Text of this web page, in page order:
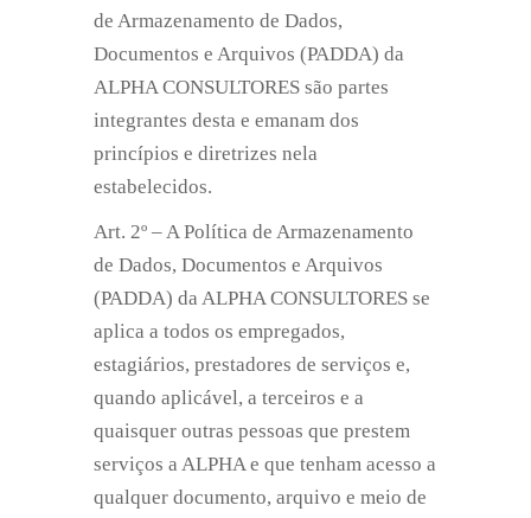
de Armazenamento de Dados,
Documentos e Arquivos (PADDA) da
ALPHA CONSULTORES são partes
integrantes desta e emanam dos
princípios e diretrizes nela
estabelecidos.
Art. 2º – A Política de Armazenamento
de Dados, Documentos e Arquivos
(PADDA) da ALPHA CONSULTORES se
aplica a todos os empregados,
estagiários, prestadores de serviços e,
quando aplicável, a terceiros e a
quaisquer outras pessoas que prestem
serviços a ALPHA e que tenham acesso a
qualquer documento, arquivo e meio de